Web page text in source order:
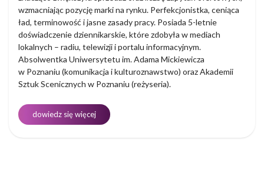
wzmacniając pozycję marki na rynku. Perfekcjonistka, ceniąca
ład, terminowość i jasne zasady pracy. Posiada 5-letnie
doświadczenie dziennikarskie, które zdobyła w mediach
lokalnych – radiu, telewizji i portalu informacyjnym.
Absolwentka Uniwersytetu im. Adama Mickiewicza
w Poznaniu (komunikacja i kulturoznawstwo) oraz Akademii
Sztuk Scenicznych w Poznaniu (reżyseria).
dowiedz się więcej